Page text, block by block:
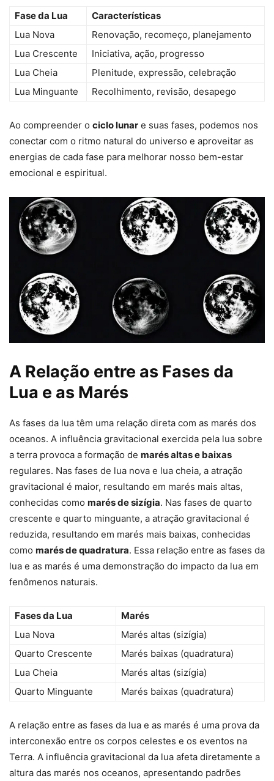
Fase da Lua
Características
Lua Nova
Renovação, recomeço, planejamento
Lua Crescente
Iniciativa, ação, progresso
Lua Cheia
Plenitude, expressão, celebração
Lua Minguante
Recolhimento, revisão, desapego
Ao compreender o ciclo lunar e suas fases, podemos nos
conectar com o ritmo natural do universo e aproveitar as
energias de cada fase para melhorar nosso bem-estar
emocional e espiritual.
A Relação entre as Fases da
Lua e as Marés
As fases da lua têm uma relação direta com as marés dos
oceanos. A influência gravitacional exercida pela lua sobre
a terra provoca a formação de marés altas e baixas
regulares. Nas fases de lua nova e lua cheia, a atração
gravitacional é maior, resultando em marés mais altas,
conhecidas como marés de sizígia. Nas fases de quarto
crescente e quarto minguante, a atração gravitacional é
reduzida, resultando em marés mais baixas, conhecidas
como marés de quadratura. Essa relação entre as fases da
lua e as marés é uma demonstração do impacto da lua em
fenômenos naturais.
Fases da Lua
Marés
Lua Nova
Marés altas (sizígia)
Quarto Crescente
Marés baixas (quadratura)
Lua Cheia
Marés altas (sizígia)
Quarto Minguante
Marés baixas (quadratura)
A relação entre as fases da lua e as marés é uma prova da
interconexão entre os corpos celestes e os eventos na
Terra. A influência gravitacional da lua afeta diretamente a
altura das marés nos oceanos, apresentando padrões